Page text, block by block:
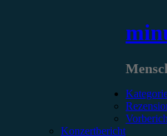
Konzertbericht